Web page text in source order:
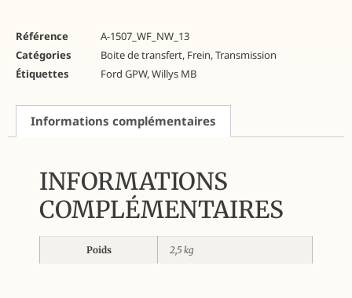
Référence
A-1507_WF_NW_13
Catégories
Boite de transfert, Frein,Transmission
Étiquettes
Ford GPW,Willys MB
Informations complémentaires
INFORMATIONS
COMPLÉMENTAIRES
Poids 2,5 kg